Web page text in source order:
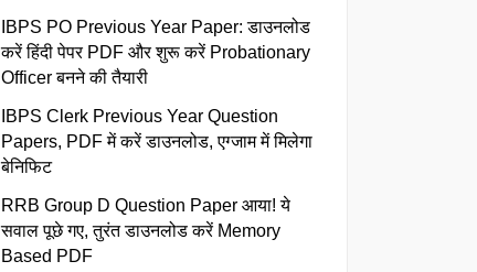
IBPS PO Previous Year Paper: डाउनलोड
करें हिंदी पेपर PDF और शुरू करें Probationary
Officer बनने की तैयारी
IBPS Clerk Previous Year Question
Papers, PDF में करें डाउनलोड, एग्जाम में मिलेगा
बेनिफिट
RRB Group D Question Paper आया! ये
सवाल पूछे गए, तुरंत डाउनलोड करें Memory
Based PDF